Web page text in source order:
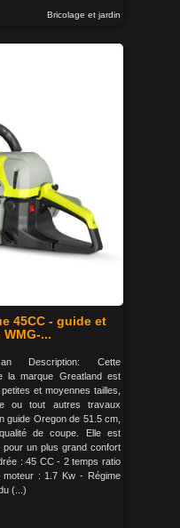
Bricolage et jardin
45CC - guide et
...
an Description: Cette
la marque Greatland est
et moyennes tailles,
ou tout autres travaux
guide Oregon de 51.5 cm,
de coupe. Elle est
un plus grand confort
: 45 CC - 2 temps ratio
: 1.7 Kw - Régime
(...)